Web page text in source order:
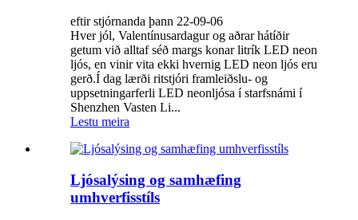
eftir stjórnanda þann 22-09-06
Hver jól, Valentínusardagur og aðrar hátíðir
getum við alltaf séð margs konar litrík LED neon
ljós, en vinir vita ekki hvernig LED neon ljós eru
gerð.Í dag lærði ritstjóri framleiðslu- og
uppsetningarferli LED neonljósa í starfsnámi í
Shenzhen Vasten Li...
Lestu meira
Ljósalýsing og samhæfing
umhverfisstíls